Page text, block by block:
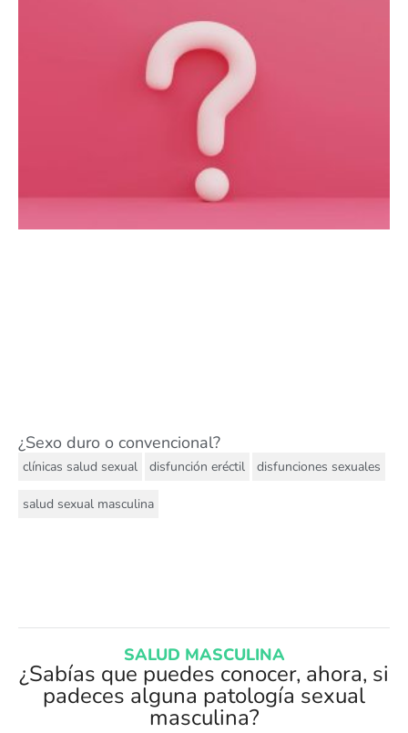
¿Sexo duro o convencional?
clínicas salud sexual disfunción eréctil disfunciones sexuales
salud sexual masculina
SALUD MASCULINA
¿Sabías que puedes conocer, ahora, si
padeces alguna patología sexual
masculina?